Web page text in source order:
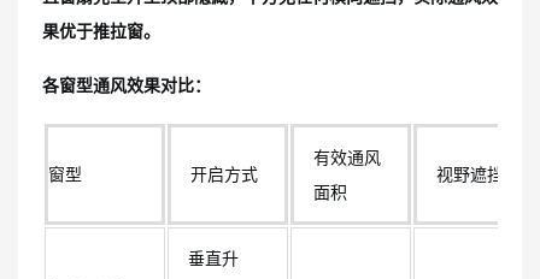
果优于推拉窗。
各窗型通风效果对比：
窗型 开启方式
有效通风
面积
视野遮挡
垂直升